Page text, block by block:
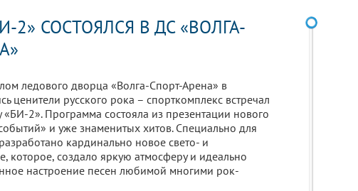
2» СОСТОЯЛСЯ В ДС «ВОЛГА-
ледового дворца «Волга-Спорт-Арена» в
ценители русского рока – спорткомплекс встречал
«БИ-2». Программа состояла из презентации нового
и уже знаменитых хитов. Специально для
кардинально новое свето- и
которое, создало яркую атмосферу и идеально
настроение песен любимой многими рок-